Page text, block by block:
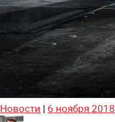
Новости | 6 ноября 2018